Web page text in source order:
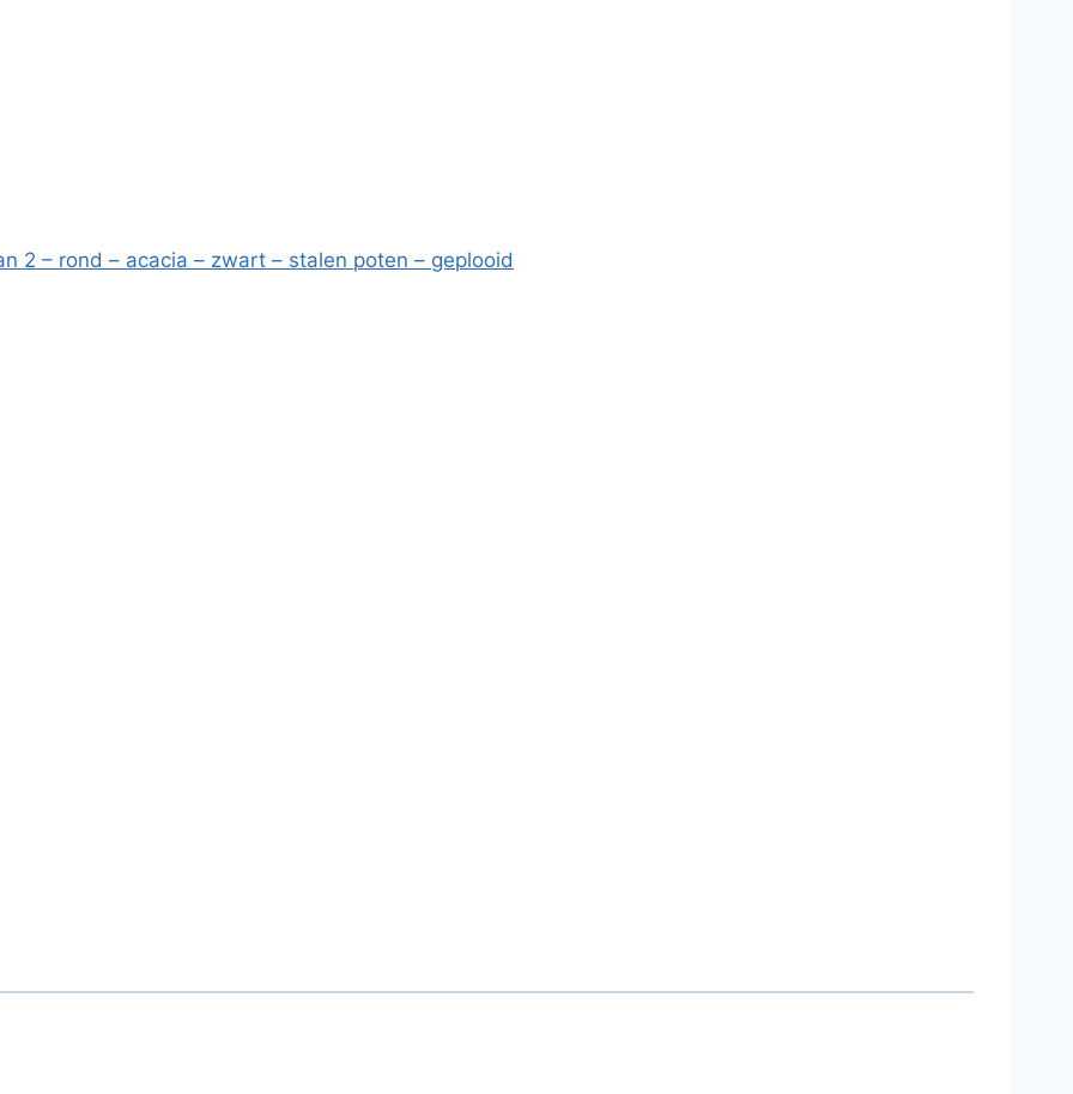
2 – rond – acacia – zwart – stalen poten – geplooid